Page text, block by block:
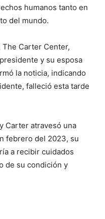
humanos tanto en
del mundo.
Carter Center,
y su esposa
la noticia, indicando
falleció esta tarde
Carter atravesó una
febrero del 2023, su
a recibir cuidados
de su condición y